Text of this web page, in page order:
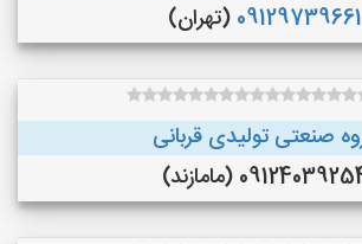
09129739661 (تهران)
صنعتی تولیدی قربانی
(مامازند)